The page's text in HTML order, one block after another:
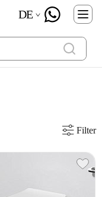
DE
Filter